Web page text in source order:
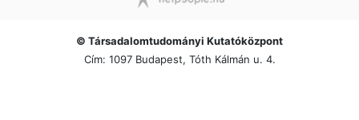
© Társadalomtudományi Kutatóközpont
Cím: 1097 Budapest, Tóth Kálmán u. 4.